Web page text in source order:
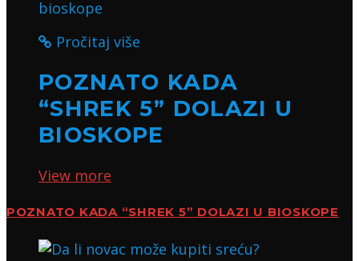
Pročitaj više
POZNATO KADA
“SHREK 5” DOLAZI U
BIOSKOPE
View more
POZNATO KADA “SHREK 5” DOLAZI U BIOSKOPE